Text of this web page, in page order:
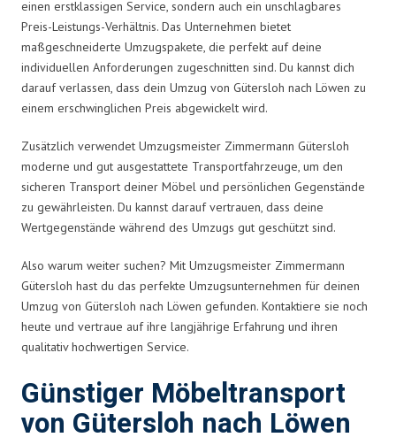
einen erstklassigen Service, sondern auch ein unschlagbares
Preis-Leistungs-Verhältnis. Das Unternehmen bietet
maßgeschneiderte Umzugspakete, die perfekt auf deine
individuellen Anforderungen zugeschnitten sind. Du kannst dich
darauf verlassen, dass dein Umzug von Gütersloh nach Löwen zu
einem erschwinglichen Preis abgewickelt wird.
Zusätzlich verwendet Umzugsmeister Zimmermann Gütersloh
moderne und gut ausgestattete Transportfahrzeuge, um den
sicheren Transport deiner Möbel und persönlichen Gegenstände
zu gewährleisten. Du kannst darauf vertrauen, dass deine
Wertgegenstände während des Umzugs gut geschützt sind.
Also warum weiter suchen? Mit Umzugsmeister Zimmermann
Gütersloh hast du das perfekte Umzugsunternehmen für deinen
Umzug von Gütersloh nach Löwen gefunden. Kontaktiere sie noch
heute und vertraue auf ihre langjährige Erfahrung und ihren
qualitativ hochwertigen Service.
Günstiger Möbeltransport
von Gütersloh nach Löwen